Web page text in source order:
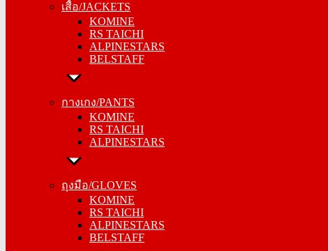
เสื้อ/JACKETS
KOMINE
RS TAICHI
ALPINESTARS
BELSTAFF
กางเกง/PANTS
KOMINE
RS TAICHI
ALPINESTARS
ถุงมือ/GLOVES
KOMINE
RS TAICHI
ALPINESTARS
BELSTAFF
KOMINE
RS TAICHI
ALPINESTARS
BELSTAFF
KOMINE
RS TAICHI
ALPINESTARS
KOMINE
RS TAICHI
ALPINESTARS
BELSTAFF